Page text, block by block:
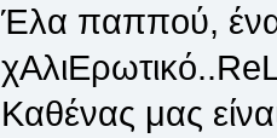
Έλα παππού,
Καθένας μας